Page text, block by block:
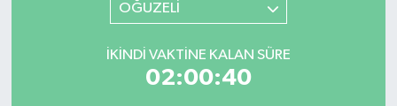
OĞUZELİ
İKINDI VAKTINE KALAN SÜRE
02:00:40
İstanbul Trafik Yoğunluk Haritası
Süper Lig Puan Durumu ve Fikstür